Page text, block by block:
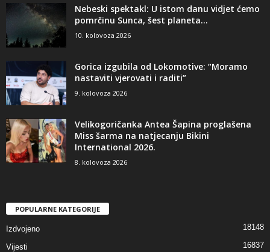
Nebeski spektakl: U istom danu vidjet ćemo
pomrčinu Sunca, šest planeta...
10. kolovoza 2026
Gorica izgubila od Lokomotive: “Moramo
nastaviti vjerovati i raditi”
9. kolovoza 2026
Velikogoričanka Antea Šapina proglašena
Miss šarma na natjecanju Bikini
International 2026.
8. kolovoza 2026
POPULARNE KATEGORIJE
Izdvojeno 18148
Vijesti 16837